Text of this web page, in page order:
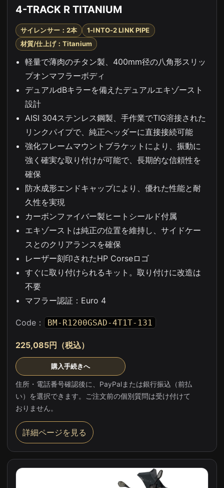
4-TRACK R TITANIUM
サイレンサー：2本
1-INTO-2 LINK PIPE
材質/仕上げ：Titanium
軽量で薄肉のチタン製、400mm径の八角形スリッ
プオンマフラーボディ
デュアルdBキラーを備えたデュアルエキゾースト
設計
AISI 304ステンレス鋼製、手作業でTIG溶接された
リンクパイプで、純正ヘッダーに直接接続可能
強化フレームマウントブラケットにより、振動に
強く確実な取り付けが可能で、長期的な信頼性を
確保
防水成形エンドキャップにより、優れた性能と耐
久性を実現
カーボンファイバー製ヒートシールド付属
エキゾーストは純正の位置を維持し、サイドケー
スとのクリアランスを確保
レーザー刻印されたHP Corseロゴ
すぐに取り付けられるキット。取り付けに改造は
不要
マフラー認証：Euro 4
Code： BM-R1200GSAD-4T1T-131
225,085円（税込）
購入手続きへ
住所・電話番号確認後に、PayPalまたは銀行振込（前払
い）を選択できます。ご注文前の個別質問は受け付けて
おりません。
詳細ページを見る